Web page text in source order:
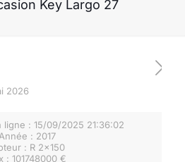
Key Largo 27
2026
ligne : 15/09/2025 21:36:02
Année : 2017
: R 2x150
: 101748000 €